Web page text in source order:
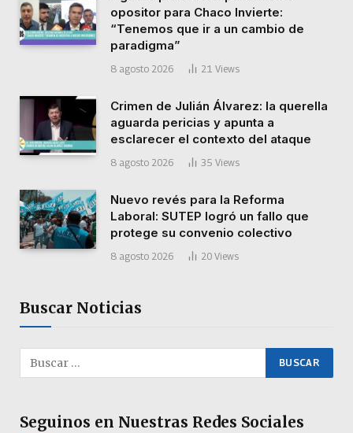
opositor para Chaco Invierte:
“Tenemos que ir a un cambio de
paradigma”
8 agosto 2026 21 Views
Crimen de Julián Álvarez: la querella
aguarda pericias y apunta a
esclarecer el contexto del ataque
8 agosto 2026 35 Views
Nuevo revés para la Reforma
Laboral: SUTEP logró un fallo que
protege su convenio colectivo
8 agosto 2026 20 Views
Buscar Noticias
Seguinos en Nuestras Redes Sociales